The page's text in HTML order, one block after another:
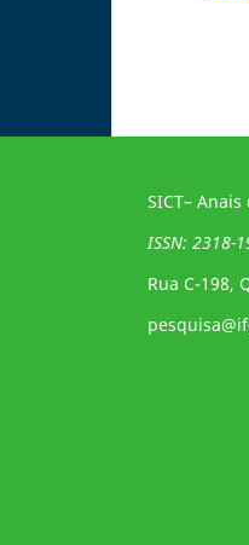
SICT–
ISSN: 2318-
Rua C-198,